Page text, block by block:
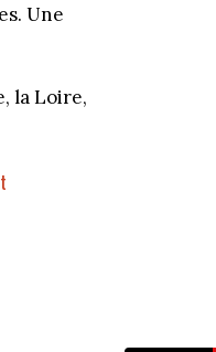
Une
la Loire,